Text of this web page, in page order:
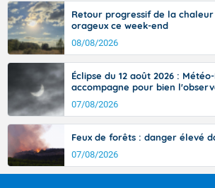
Retour progressif de la
orageux ce week-end
08/08/2026
Éclipse du 12 août 2026 :
accompagne pour bien
07/08/2026
Feux de forêts : danger élevé
07/08/2026